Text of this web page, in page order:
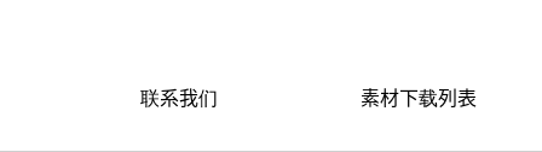
素材下载列表
联系我们